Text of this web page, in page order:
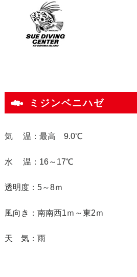
ミジンベニハゼ
気 温：最高 9.0℃
水 温：16～17℃
透明度：5～8ｍ
風向き：南南西1ｍ～東2ｍ
天 気：雨